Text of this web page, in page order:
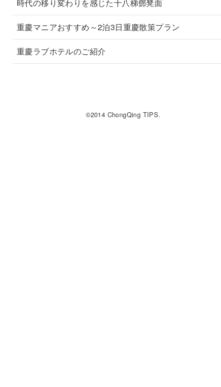
時代の移り変わりを感じた十八梯鄧凳面
重慶マニアおすすめ～2泊3日重慶散策プラン
重慶ラブホテルのご紹介
©2014 ChongQing TIPS.